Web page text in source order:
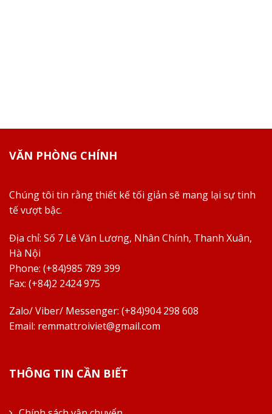
VĂN PHÒNG CHÍNH
Chúng tôi tin rằng thiết kế tối giản sẽ mang lại sự tinh
tế vượt bậc.
Địa chỉ: Số 7 Lê Văn Lương, Nhân Chính, Thanh Xuân,
Hà Nội
Phone: (+84)985 789 399
Fax: (+84)2 2424 975
Zalo/ Viber/ Messenger: (+84)904 298 608
Email: remmattroiviet@gmail.com
THÔNG TIN CẦN BIẾT